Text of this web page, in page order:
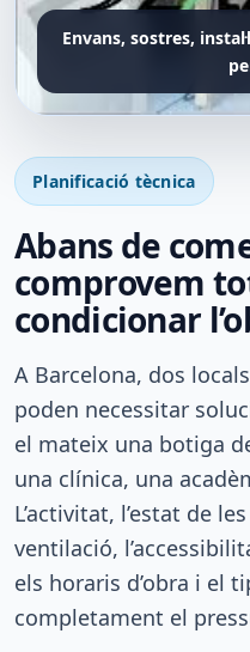
Envans, sostres,
Planificació tècnica
Abans de
comprovem
condicionar
A Barcelona, dos
poden necessitar
el mateix una botiga
una clínica, una
L’activitat, l’estat de
ventilació,
els horaris d’obra i el
completament el